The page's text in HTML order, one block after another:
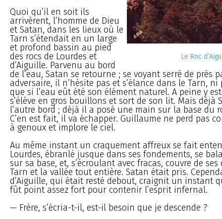
Le Roc
Quoi qu’il en soit ils
arrivèrent, l’homme de Dieu
et Satan, dans les lieux où le
Tarn s’étendait en un large
et profond bassin au pied
des rocs de Lourdes et
d’Aiguille. Parvenu au bord
de l’eau, Satan se retourne ; se voyant serré de près
adversaire, il n’hésite pas et s’élance dans le Tarn,
que si l’eau eût été son élément naturel. A peine y
s’élève en gros bouillons et sort de son lit. Mais déjà
l’autre bord ; déjà il a posé une main sur la base du
C’en est fait, il va échapper. Guillaume ne perd pas
à genoux et implore le ciel.
Au même instant un craquement affreux se fait
Lourdes, ébranlé jusque dans ses fondements, se
sur sa base, et, s’écroulant avec fracas, couvre de
Tarn et la vallée tout entière. Satan était pris.
d’Aiguille, qui était resté debout, craignit un instant
fût point assez fort pour contenir l’esprit infernal.
— Frère, s’écria-t-il, est-il besoin que je descende ?